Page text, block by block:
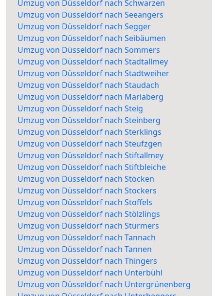
Umzug von Düsseldorf nach Schwarzen
Umzug von Düsseldorf nach Seeangers
Umzug von Düsseldorf nach Segger
Umzug von Düsseldorf nach Seibäumen
Umzug von Düsseldorf nach Sommers
Umzug von Düsseldorf nach Stadtallmey
Umzug von Düsseldorf nach Stadtweiher
Umzug von Düsseldorf nach Staudach
Umzug von Düsseldorf nach Mariaberg
Umzug von Düsseldorf nach Steig
Umzug von Düsseldorf nach Steinberg
Umzug von Düsseldorf nach Sterklings
Umzug von Düsseldorf nach Steufzgen
Umzug von Düsseldorf nach Stiftallmey
Umzug von Düsseldorf nach Stiftbleiche
Umzug von Düsseldorf nach Stöcken
Umzug von Düsseldorf nach Stockers
Umzug von Düsseldorf nach Stoffels
Umzug von Düsseldorf nach Stölzlings
Umzug von Düsseldorf nach Stürmers
Umzug von Düsseldorf nach Tannach
Umzug von Düsseldorf nach Tannen
Umzug von Düsseldorf nach Thingers
Umzug von Düsseldorf nach Unterbühl
Umzug von Düsseldorf nach Untergrünenberg